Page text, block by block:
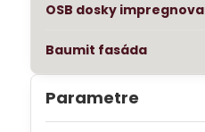
Parametre
OSB dosky
Baumit fasáda